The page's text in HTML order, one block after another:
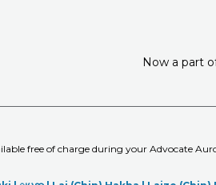
Now a part
free of charge during your Advocate